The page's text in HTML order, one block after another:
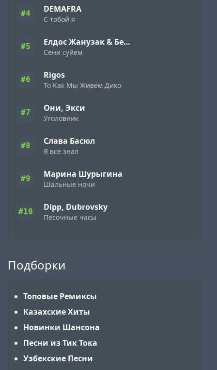
#4 DEMAFRA
С тобой я
#5 Елдос Жанузак & Бейбарыс Садык
Сени суйем
#6 Rigos
То Как Мы Живём Дико
#7 Они, Экси
Уголовник
#8 Слава Басюл
Я все знал
#9 Марина Шурыгина
Шальные ночи
#10 Dipp, Dubrovsky
Песочные часы
Подборки
Топовые Ремиксы
Казахские Хиты
Новинки Шансона
Песни из Тик Тока
Узбекские Песни